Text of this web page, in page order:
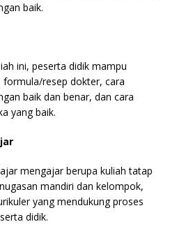
baik.
ini, peserta didik mampu
resep dokter, cara
baik dan benar, dan cara
yang baik.
mengajar berupa kuliah tatap
mandiri dan kelompok,
yang mendukung proses
didik.